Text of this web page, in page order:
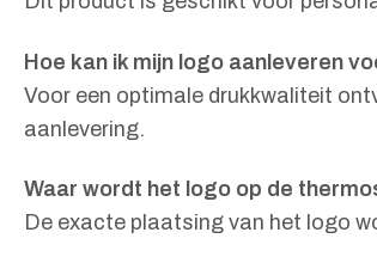
Hoe kan ik mijn logo aanleveren
Voor een optimale drukkwaliteit
aanlevering.
Waar wordt het logo op de
De exacte plaatsing van het logo